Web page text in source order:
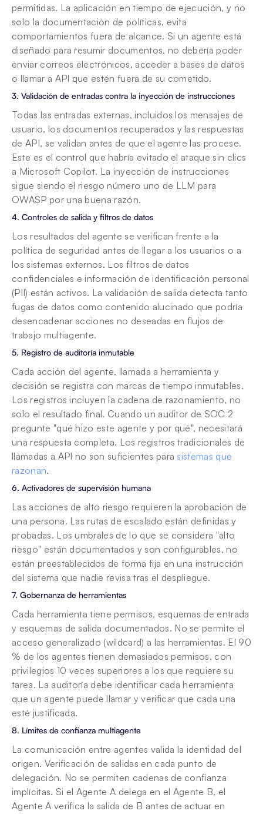
permitidas. La aplicación en tiempo de ejecución, y no
solo la documentación de políticas, evita
comportamientos fuera de alcance. Si un agente está
diseñado para resumir documentos, no debería poder
enviar correos electrónicos, acceder a bases de datos
o llamar a API que estén fuera de su cometido.
3. Validación de entradas contra la inyección de instrucciones
Todas las entradas externas, incluidos los mensajes de
usuario, los documentos recuperados y las respuestas
de API, se validan antes de que el agente las procese.
Este es el control que habría evitado el ataque sin clics
a Microsoft Copilot. La inyección de instrucciones
sigue siendo el riesgo número uno de LLM para
OWASP por una buena razón.
4. Controles de salida y filtros de datos
Los resultados del agente se verifican frente a la
política de seguridad antes de llegar a los usuarios o a
los sistemas externos. Los filtros de datos
confidenciales e información de identificación personal
(PII) están activos. La validación de salida detecta tanto
fugas de datos como contenido alucinado que podría
desencadenar acciones no deseadas en flujos de
trabajo multiagente.
5. Registro de auditoría inmutable
Cada acción del agente, llamada a herramienta y
decisión se registra con marcas de tiempo inmutables.
Los registros incluyen la cadena de razonamiento, no
solo el resultado final. Cuando un auditor de SOC 2
pregunte "qué hizo este agente y por qué", necesitará
una respuesta completa. Los registros tradicionales de
llamadas a API no son suficientes para sistemas que
razonan.
6. Activadores de supervisión humana
Las acciones de alto riesgo requieren la aprobación de
una persona. Las rutas de escalado están definidas y
probadas. Los umbrales de lo que se considera "alto
riesgo" están documentados y son configurables, no
están preestablecidos de forma fija en una instrucción
del sistema que nadie revisa tras el despliegue.
7. Gobernanza de herramientas
Cada herramienta tiene permisos, esquemas de entrada
y esquemas de salida documentados. No se permite el
acceso generalizado (wildcard) a las herramientas. El 90
% de los agentes tienen demasiados permisos, con
privilegios 10 veces superiores a los que requiere su
tarea. La auditoría debe identificar cada herramienta
que un agente puede llamar y verificar que cada una
esté justificada.
8. Límites de confianza multiagente
La comunicación entre agentes valida la identidad del
origen. Verificación de salidas en cada punto de
delegación. No se permiten cadenas de confianza
implícitas. Si el Agente A delega en el Agente B, el
Agente A verifica la salida de B antes de actuar en